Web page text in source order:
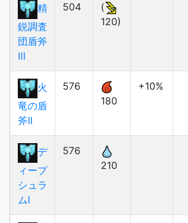
精
鋭調査
団盾斧
Ⅲ
504
(
120)
火
竜の盾
斧Ⅱ
576
180
+10%
デ
ィープ
シュラ
ムⅠ
576
210